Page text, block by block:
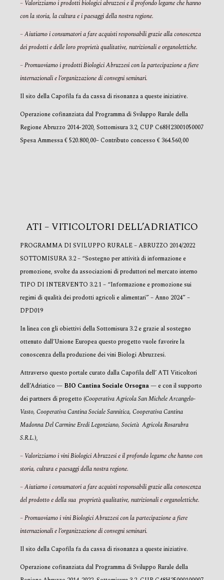
– Valorizziamo i prodotti biologici abruzzesi e il profondo legame che hanno
con la storia, la cultura e i paesaggi della nostra regione.
– Aiutiamo i consumatori a fare acquisti responsabili grazie alla conoscenza
dei prodotti e delle loro proprietà qualitative, nutrizionali e organolettiche.
– Promuoviamo i prodotti Biologici Abruzzesi con la partecipazione a fiere
internazionali e l’organizzazione di convegni seminari.
Il sito della Capofila fa da cassa di risonanza a queste iniziative.
Operazione cofinanziata dal Programma di Sviluppo Rurale della
Regione Abruzzo 2014-2020, Sottomisura 3.2, CUP C68H23001050007
Spesa Ammessa € 520.800,00– Contributo concesso € 364.560,00
ATI – VITICOLTORI DELL’ADRIATICO
PROGRAMMA DI SVILUPPO RURALE – ABRUZZO 2014/2022
SOTTOMISURA 3.2 – “Sostegno per attività di informazione e
promozione, svolte da associazioni di produttori nel mercato interno
TIPO DI INTERVENTO 3.2.1 – “Informazione e promozione sui
regimi di qualità dei prodotti agricoli e alimentari” – Anno 2024” –
DPD019
In linea con gli obiettivi della Sottomisura 3.2 e grazie al sostegno
ottenuto dall’Unione Europea questo progetto vuole favorire la
conoscenza della produzione dei vini Biologi Abruzzesi.
Attraverso questo portale curato dalla Capofila dell’ ATI Viticoltori
dell’Adriatico — BIO Cantina Sociale Orsogna— e con il supporto
dei partners di progetto (Cooperativa Agricola San Michele Arcangelo-
Vasto, Cooperativa Cantina Sociale Sannitica, Cooperativa Cantina
Madonna Del Carmine Eredi Legonziano, Società Agricola Rosarubra
S.R.L.),
– Valorizziamo i vini Biologici Abruzzesi e il profondo legame che hanno con
storia, cultura e paesaggi della nostra regione.
– Aiutiamo i consumatori a fare acquisti responsabili grazie alla conoscenza
del prodotto e della sua proprietà qualitative, nutrizionali e organolettiche.
– Promuoviamo i vini Biologici Abruzzesi con la partecipazione a fiere
internazionali e l’organizzazione di convegni seminari.
Il sito della Capofila fa da cassa di risonanza a queste iniziative.
Operazione cofinanziata dal Programma di Sviluppo Rurale della